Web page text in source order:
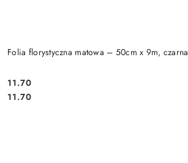
Folia florystyczna matowa – 50cm x 9m, czarna
Cena:
11.70
Cena:
11.70